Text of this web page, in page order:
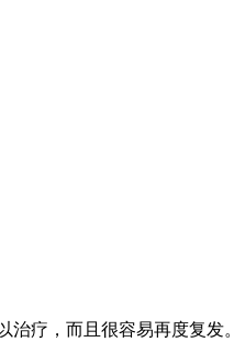
疗，而且很容易再度复发。